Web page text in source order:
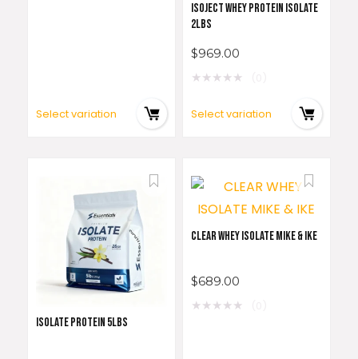
Select variation
ISOJECT WHEY PROTEIN ISOLATE
2LBS
$969.00
★★★★★
Select variation
ISOLATE PROTEIN 5LBS
CLEAR WHEY ISOLATE MIKE & IKE
$689.00
★★★★★